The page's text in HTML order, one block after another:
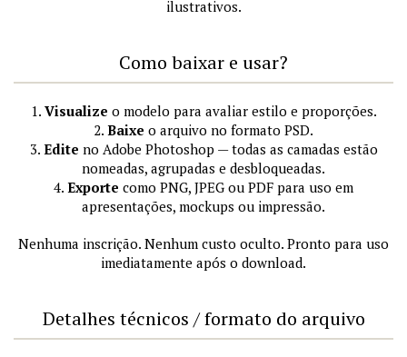
ilustrativos.
Como baixar e usar?
1. Visualize o modelo para avaliar estilo e proporções.
2. Baixe o arquivo no formato PSD.
3. Edite no Adobe Photoshop — todas as camadas estão
nomeadas, agrupadas e desbloqueadas.
4. Exporte como PNG, JPEG ou PDF para uso em
apresentações, mockups ou impressão.
Nenhuma inscrição. Nenhum custo oculto. Pronto para uso
imediatamente após o download.
Detalhes técnicos / formato do arquivo